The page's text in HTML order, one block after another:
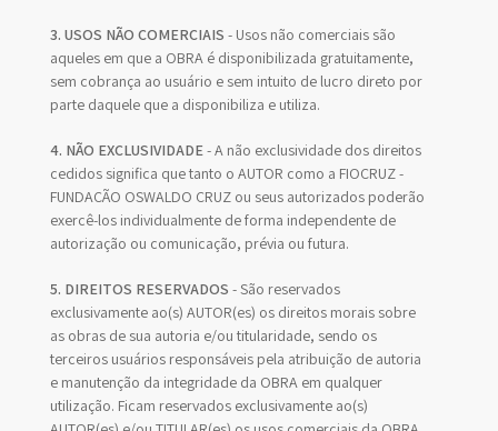
3. USOS NÃO COMERCIAIS - Usos não comerciais são
aqueles em que a OBRA é disponibilizada gratuitamente,
sem cobrança ao usuário e sem intuito de lucro direto por
parte daquele que a disponibiliza e utiliza.
4. NÃO EXCLUSIVIDADE- A não exclusividade dos direitos
cedidos significa que tanto o AUTOR como a FIOCRUZ -
FUNDAÇÃO OSWALDO CRUZ ou seus autorizados poderão
exercê-los individualmente de forma independente de
autorização ou comunicação, prévia ou futura.
5. DIREITOS RESERVADOS - São reservados
exclusivamente ao(s) AUTOR(es) os direitos morais sobre
as obras de sua autoria e/ou titularidade, sendo os
terceiros usuários responsáveis pela atribuição de autoria
e manutenção da integridade da OBRA em qualquer
utilização. Ficam reservados exclusivamente ao(s)